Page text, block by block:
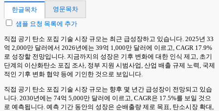
한글목차
영문목차
샘플 요청 목록에 추가
직접 공기 탄소 포집 기술 시장 규모는 최근 급성장하고 있습니다. 2025년 33
억 2,000만 달러에서 2026년에는 39억 1,000만 달러에 이르고, CAGR 17.9%
로 성장할 전망입니다. 지금까지의 성장은 기후 변화에 대한 인식 제고, 초기
단계의 이산화탄소 포집 조사, 정부 지원 시범사업, 산업 배출 규제 노력, 국제
적인 기후 변화 협약 등에 기인한 것으로 보입니다.
직접 공기 탄소 포집 기술 시장 규모는 향후 몇 년간 급성장이 전망되고 있습
니다. 2030년에는 74억 5,000만 달러에 이르고, CAGR은 17.5%를 보일 것으
로 예측됩니다. 예측 기간 동안의 성장은 순배출량 제로 목표, 탄소시장 확대,